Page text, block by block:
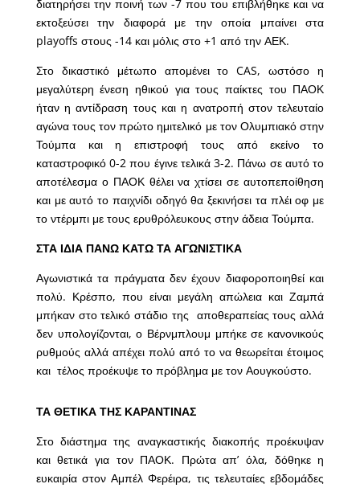
διατηρήσει την ποινή των -7 που του επιβλήθηκε και να
εκτοξεύσει την διαφορά με την οποία μπαίνει στα
playoffs στους -14 και μόλις στο +1 από την ΑΕΚ.
Στο δικαστικό μέτωπο απομένει το CAS, ωστόσο η
μεγαλύτερη ένεση ηθικού για τους παίκτες του ΠΑΟΚ
ήταν η αντίδραση τους και η ανατροπή στον τελευταίο
αγώνα τους τον πρώτο ημιτελικό με τον Ολυμπιακό στην
Τούμπα και η επιστροφή τους από εκείνο το
καταστροφικό 0-2 που έγινε τελικά 3-2. Πάνω σε αυτό το
αποτέλεσμα ο ΠΑΟΚ θέλει να χτίσει σε αυτοπεποίθηση
και με αυτό το παιχνίδι οδηγό θα ξεκινήσει τα πλέι οφ με
το ντέρμπι με τους ερυθρόλευκους στην άδεια Τούμπα.
ΣΤΑ ΙΔΙΑ ΠΑΝΩ ΚΑΤΩ ΤΑ ΑΓΩΝΙΣΤΙΚΑ
Αγωνιστικά τα πράγματα δεν έχουν διαφοροποιηθεί και
πολύ. Κρέσπο, που είναι μεγάλη απώλεια και Ζαμπά
μπήκαν στο τελικό στάδιο της αποθεραπείας τους αλλά
δεν υπολογίζονται, ο Βέρνμπλουμ μπήκε σε κανονικούς
ρυθμούς αλλά απέχει πολύ από το να θεωρείται έτοιμος
και τέλος προέκυψε το πρόβλημα με τον Αουγκούστο.
ΤΑ ΘΕΤΙΚΑ ΤΗΣ ΚΑΡΑΝΤΙΝΑΣ
Στο διάστημα της αναγκαστικής διακοπής προέκυψαν
και θετικά για τον ΠΑΟΚ. Πρώτα απ’ όλα, δόθηκε η
ευκαιρία στον Αμπέλ Φερέιρα, τις τελευταίες εβδομάδες